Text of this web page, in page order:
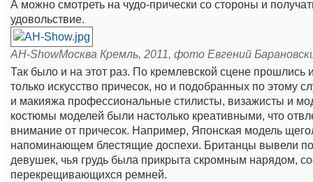
А можно смотреть на чудо-прически со стороны и
удовольствие.
AH-ShowМосква Кремль, 2011, фото Евгений
Так было и на этот раз. По кремлевской сцене прошлись
только искусство причесок, но и подобранных по этому
и макияжа профессиональные стилисты, визажисты и
костюмы моделей были настолько креативными, что
внимание от причесок. Например, Японская модель
напоминающем блестящие доспехи. Британцы вывели
девушек, чья грудь была прикрыта скромным нарядом,
перекрещивающихся ремней.